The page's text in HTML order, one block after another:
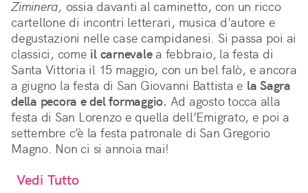
Ziminera, ossia davanti al caminetto, con un ricco
cartellone di incontri letterari, musica d'autore e
degustazioni nelle case campidanesi. Si passa poi ai
classici, come il carnevalea febbraio, la festa di
Santa Vittoria il 15 maggio, con un bel falò, e ancora
a giugno la festa di San Giovanni Battista e la Sagra
della pecora e del formaggio. Ad agosto tocca alla
festa di San Lorenzo e quella dell’Emigrato, e poi a
settembre c’è la festa patronale di San Gregorio
Magno. Non ci si annoia mai!
Vedi Tutto